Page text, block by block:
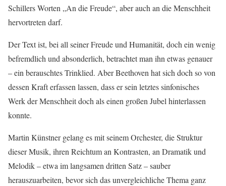
Schillers Worten „An die Freude“, aber auch an die Menschheit
hervortreten darf.
Der Text ist, bei all seiner Freude und Humanität, doch ein wenig
befremdlich und absonderlich, betrachtet man ihn etwas genauer
– ein berauschtes Trinklied. Aber Beethoven hat sich doch so von
dessen Kraft erfassen lassen, dass er sein letztes sinfonisches
Werk der Menschheit doch als einen großen Jubel hinterlassen
konnte.
Martin Künstner gelang es mit seinem Orchester, die Struktur
dieser Musik, ihren Reichtum an Kontrasten, an Dramatik und
Melodik – etwa im langsamen dritten Satz – sauber
herauszuarbeiten, bevor sich das unvergleichliche Thema ganz